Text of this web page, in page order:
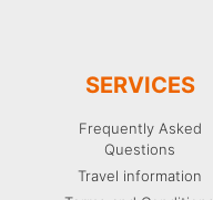
SERVICES
Frequently Asked
Questions
Travel information